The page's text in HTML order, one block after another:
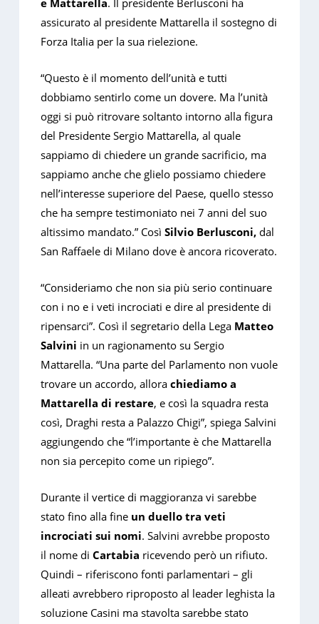
e Mattarella. Il presidente Berlusconi ha
assicurato al presidente Mattarella il sostegno di
Forza Italia per la sua rielezione.
“Questo è il momento dell’unità e tutti
dobbiamo sentirlo come un dovere. Ma l’unità
oggi si può ritrovare soltanto intorno alla figura
del Presidente Sergio Mattarella, al quale
sappiamo di chiedere un grande sacrificio, ma
sappiamo anche che glielo possiamo chiedere
nell’interesse superiore del Paese, quello stesso
che ha sempre testimoniato nei 7 anni del suo
altissimo mandato.” CosìSilvio Berlusconi, dal
San Raffaele di Milano dove è ancora ricoverato.
“Consideriamo che non sia più serio continuare
con i no e i veti incrociati e dire al presidente di
ripensarci”. Così il segretario della Lega Matteo
Salvini in un ragionamento su Sergio
Mattarella. “Una parte del Parlamento non vuole
trovare un accordo, allorachiediamo a
Mattarella di restare, e così la squadra resta
così, Draghi resta a Palazzo Chigi”, spiega Salvini
aggiungendo che “l’importante è che Mattarella
non sia percepito come un ripiego”.
Durante il vertice di maggioranza vi sarebbe
stato fino alla fine un duello tra veti
incrociati sui nomi. Salvini avrebbe proposto
il nome diCartabia ricevendo però un rifiuto.
Quindi – riferiscono fonti parlamentari – gli
alleati avrebbero riproposto al leader leghista la
soluzione Casini ma stavolta sarebbe stato